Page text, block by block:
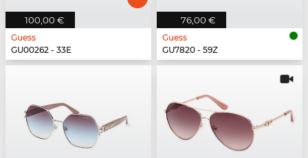
100,00 €
Guess
GU00262 - 33E
76,00 €
Guess
GU7820 - 59Z